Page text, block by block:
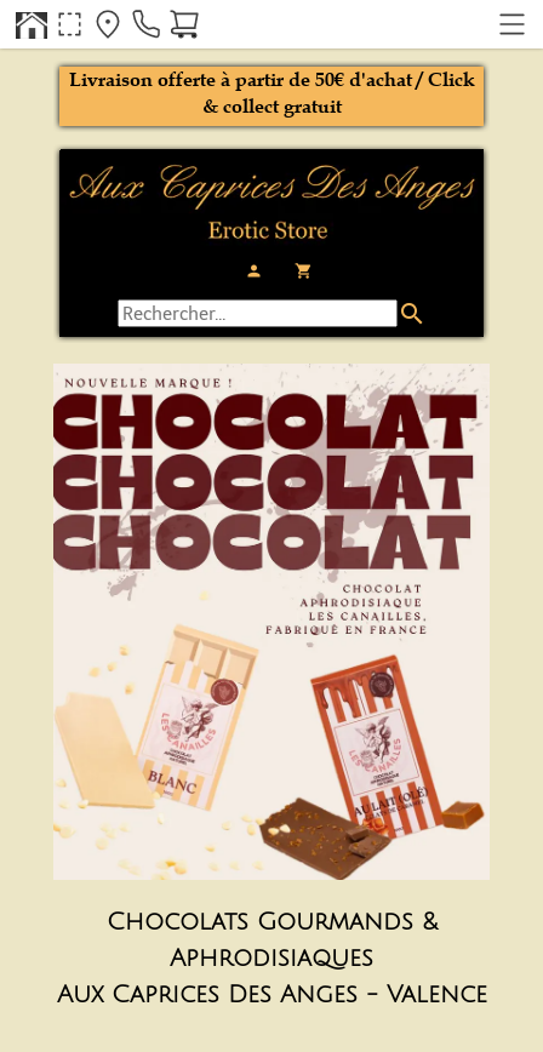
person local_grocery_store
Livraison offerte à partir de 50€ d'achat / Click
& collect gratuit
search
Chocolats Gourmands &
Aphrodisiaques
Aux Caprices Des Anges - Valence